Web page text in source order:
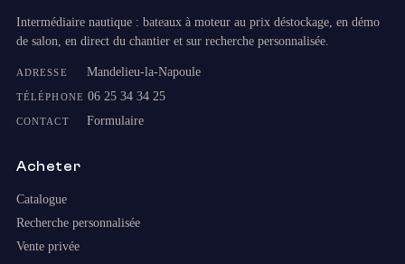
Intermédiaire nautique : bateaux à moteur au prix déstockage, en démo
de salon, en direct du chantier et sur recherche personnalisée.
ADRESSE Mandelieu-la-Napoule
TÉLÉPHONE 06 25 34 34 25
CONTACT Formulaire
Acheter
Catalogue
Recherche personnalisée
Vente privée